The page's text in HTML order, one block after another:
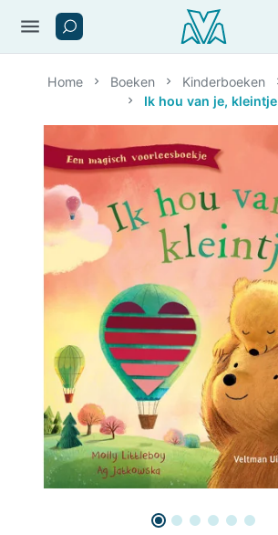
menu
Home Boeken Kinderboeken
Ik hou van je, kleintje